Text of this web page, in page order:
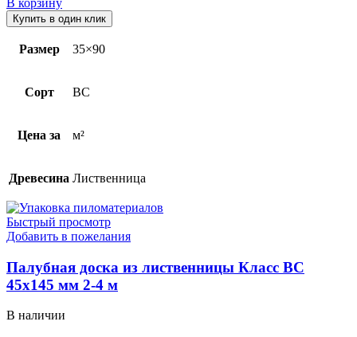
Купить в один клик
Размер 35×90
Сорт BC
Цена за м²
Древесина Лиственница
Быстрый просмотр
Добавить в пожелания
Палубная доска из лиственницы Класс ВС
45х145 мм 2-4 м
В наличии